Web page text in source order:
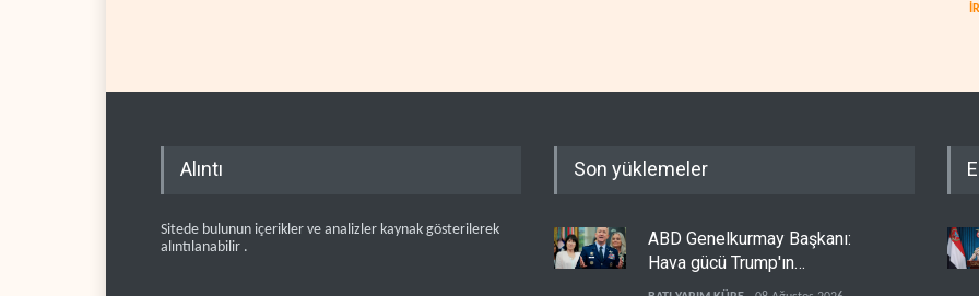
Alıntı
Sitede bulunun içerikler ve analizler kaynak gösterilerek
alıntılanabilir .
Son yüklemeler
ABD Genelkurmay Başkanı:
Hava gücü Trump'ın
hedeflerine yetmez